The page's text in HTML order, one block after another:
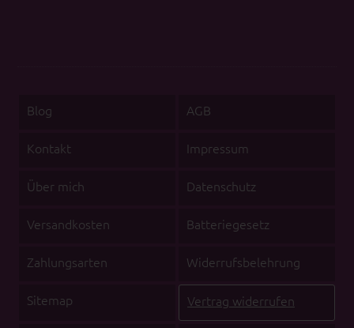
Blog AGB
Kontakt Impressum
Über mich Datenschutz
Versandkosten Batteriegesetz
Zahlungsarten Widerrufsbelehrung
Sitemap Vertrag widerrufen